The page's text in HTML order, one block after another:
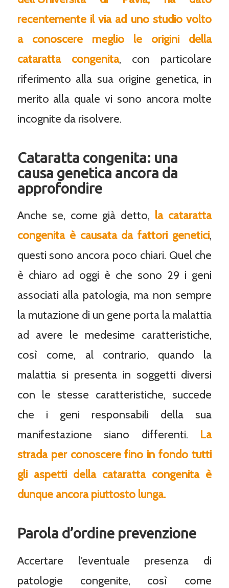
recentemente il via ad uno studio volto
a conoscere meglio le origini della
cataratta congenita, con particolare
riferimento alla sua origine genetica, in
merito alla quale vi sono ancora molte
incognite da risolvere.
Cataratta congenita: una
causa genetica ancora da
approfondire
Anche se, come già detto, la cataratta
congenita è causata da fattori genetici,
questi sono ancora poco chiari. Quel che
è chiaro ad oggi è che sono 29 i geni
associati alla patologia, ma non sempre
la mutazione di un gene porta la malattia
ad avere le medesime caratteristiche,
così come, al contrario, quando la
malattia si presenta in soggetti diversi
con le stesse caratteristiche, succede
che i geni responsabili della sua
manifestazione siano differenti. La
strada per conoscere fino in fondo tutti
gli aspetti della cataratta congenita è
dunque ancora piuttosto lunga.
Parola d’ordine prevenzione
Accertare l’eventuale presenza di
patologie congenite, così come